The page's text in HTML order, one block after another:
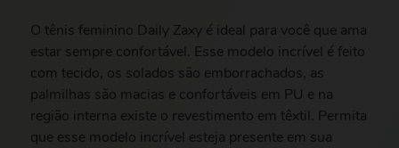
O tênis feminino Daily Zaxy é ideal para você que ama
estar sempre confortável. Esse modelo incrível é feito
com tecido, os solados são emborrachados, as
palmilhas são macias e confortáveis em PU e na
região interna existe o revestimento em têxtil. Permita
que esse modelo incrível esteja presente em sua